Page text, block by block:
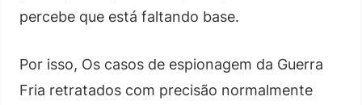
percebe que está faltando base.
Por isso, Os casos de espionagem da Guerra
Fria retratados com precisão normalmente